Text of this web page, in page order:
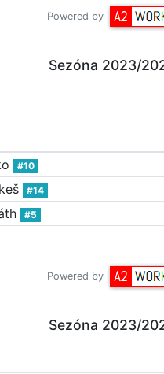
Powered by
Sezóna 2023/
#10
#14
#5
Powered by
Sezóna 2023/